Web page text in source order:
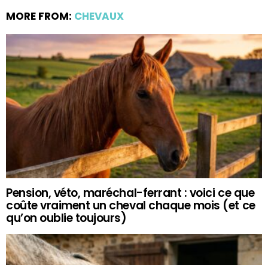
MORE FROM: CHEVAUX
Pension, véto, maréchal-ferrant : voici ce que
coûte vraiment un cheval chaque mois (et ce
qu’on oublie toujours)